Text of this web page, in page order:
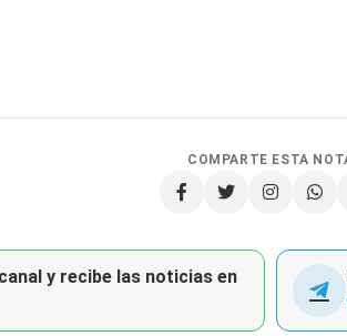
COMPARTE ESTA
y recibe las noticias en